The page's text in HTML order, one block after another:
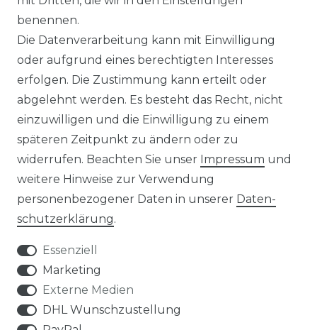
HERSTELLER
REFERENZEN
VERTRAG WIDERRUFEN
benennen.
Die Datenverarbeitung kann mit Einwilligung
oder aufgrund eines berechtigten Interesses
erfolgen. Die Zustimmung kann erteilt oder
abgelehnt werden. Es besteht das Recht, nicht
einzuwilligen und die Einwilligung zu einem
späteren Zeitpunkt zu ändern oder zu
widerrufen. Beachten Sie unser Impressum und
weitere Hinweise zur Verwendung
personenbezogener Daten in unserer Daten­
schutz­erklärung.
Essenziell
Marketing
Externe Medien
DHL Wunschzustellung